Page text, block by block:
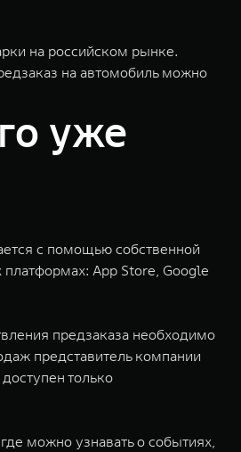
на российском рынке.
на автомобиль можно
уже
с помощью собственной
App Store, Google
предзаказа необходимо
представитель компании
только
можно узнавать о событиях,